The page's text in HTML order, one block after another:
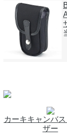
カーキキャンバ
ザー